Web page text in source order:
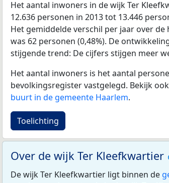
Het aantal inwoners in de wijk Ter
12.636 personen in 2013 tot 13.446
Het gemiddelde verschil per jaar over
was 62 personen (0,48%). De
stijgende trend: De cijfers stijgen meer
Het aantal inwoners is het aantal
bevolkingsregister vastgelegd. Bekijk
buurt in de gemeente Haarlem.
Toelichting
Over de wijk Ter Kleefkwartier
De wijk Ter Kleefkwartier ligt binnen de